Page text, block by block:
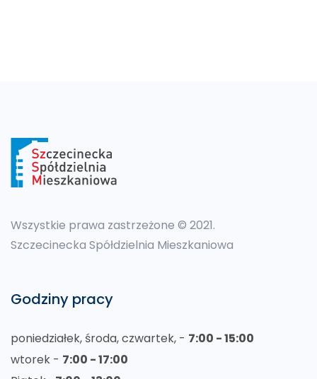
Wszystkie prawa zastrzeżone © 2021.
Szczecinecka Spółdzielnia Mieszkaniowa
Godziny pracy
poniedziałek, środa, czwartek, - 7:00 - 15:00
wtorek - 7:00 - 17:00